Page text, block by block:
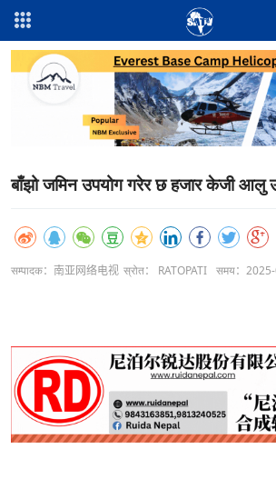
बाँझो जमिन उपयोग गरेर छ हजार केजी आलु
सम्पादक：南亚网络电视 स्रोत： RATOPATI समय：